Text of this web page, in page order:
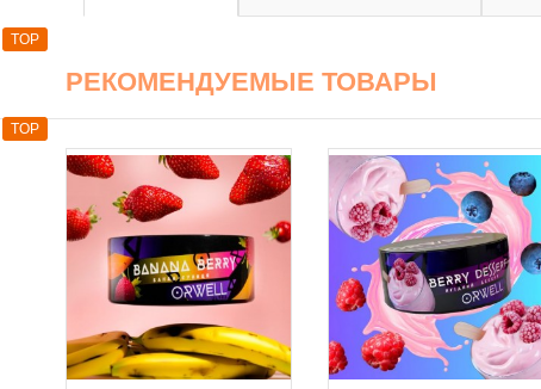
TOP
TOP
РЕКОМЕНДУЕМЫЕ ТОВАРЫ